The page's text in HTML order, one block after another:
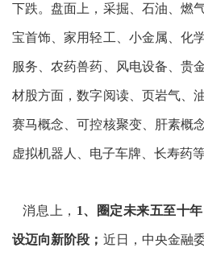
下跌。盘面上，采掘、石油、燃
宝首饰、家用轻工、小金属、化
服务、农药兽药、风电设备、贵
材股方面，数字阅读、页岩气、
赛马概念、可控核聚变、肝素概
虚拟机器人、电子车牌、长寿药
消息上， 1、圈定未来五至十
设迈向新阶段； 近日，中央金融